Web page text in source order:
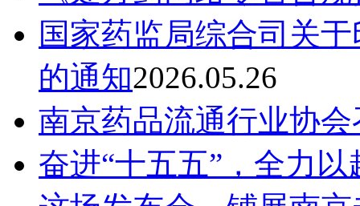
国家药监局综合司关
的通知2026.05.26
南京药品流通行业协
奋进“十五五”，全力